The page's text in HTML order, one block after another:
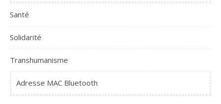
Santé
Solidarité
Transhumanisme
Adresse MAC Bluetooth